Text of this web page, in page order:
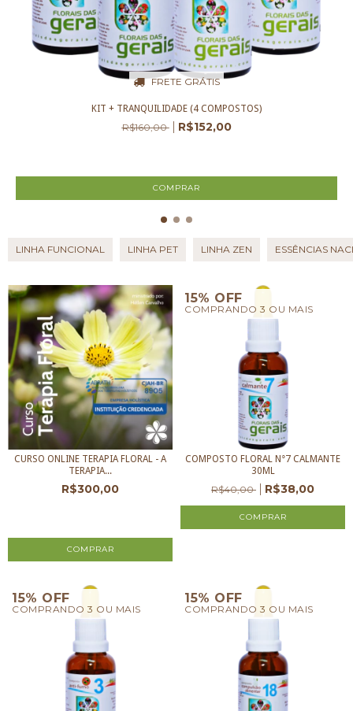
FRETE GRÁTIS
KIT + TRANQUILIDADE (4 COMPOSTOS)
R$160,00 R$152,00
LINHA FUNCIONAL LINHA PET LINHA ZEN ESSÊNCIAS
CURSO ONLINE TERAPIA FLORAL - A
TERAPIA...
R$300,00
15% OFF
COMPRANDO 3 OU MAIS
COMPOSTO FLORAL N°7 CALMANTE
30ML
R$40,00 R$38,00
15% OFF
COMPRANDO 3 OU MAIS
15% OFF
COMPRANDO 3 OU MAIS